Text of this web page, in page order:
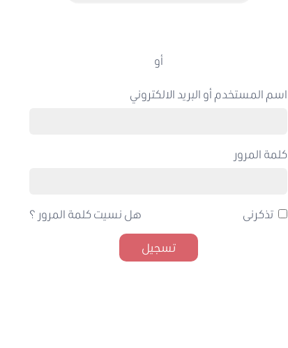
أو
اسم المستخدم أو البريد الالكتروني
كلمة المرور
تذكرنى هل نسيت كلمة المرور ؟